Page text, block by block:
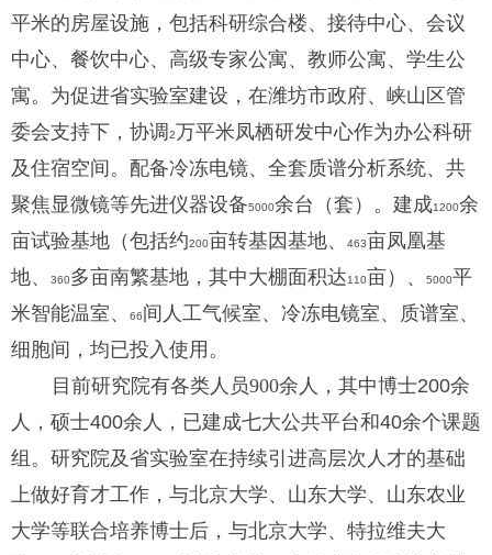
平米的房屋设施，包括科研综合楼、接待中心、会议
中心、餐饮中心、高级专家公寓、教师公寓、学生公
寓。为促进省实验室建设，在潍坊市政府、峡山区管
委会支持下，协调 2万平米凤栖研发中心作为办公科研
及住宿空间。配备冷冻电镜、全套质谱分析系统、共
聚焦显微镜等先进仪器设备5000余台（套）。建成1200余
亩试验基地（包括约200亩转基因基地、 463亩凤凰基
地、
360多亩南繁基地，其中大棚面积达110亩）、 5000平
米智能温室、
66间人工气候室、冷冻电镜室、质谱室、
细胞间，均已投入使用。
目前研究院有各类人员900余 人，其中博士200余
人，硕士400余人，已建成七大公共平台和40余个课题
组。研究院及省实验室在持续引进高层次人才的基础
上做好育才工作，与北京大学、山东大学、山东农业
大学等联合培养博士后，与北京大学、特拉维夫大